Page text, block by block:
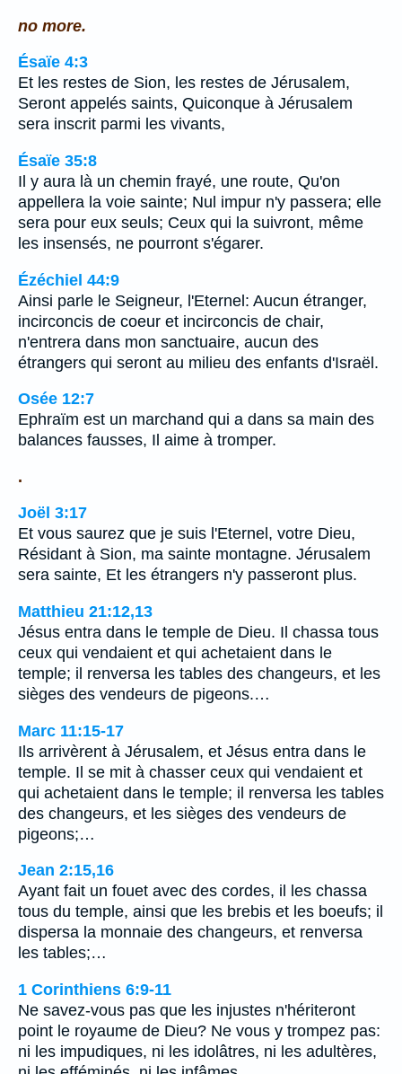
no more.
Ésaïe 4:3
Et les restes de Sion, les restes de Jérusalem,
Seront appelés saints, Quiconque à Jérusalem
sera inscrit parmi les vivants,
Ésaïe 35:8
Il y aura là un chemin frayé, une route, Qu'on
appellera la voie sainte; Nul impur n'y passera; elle
sera pour eux seuls; Ceux qui la suivront, même
les insensés, ne pourront s'égarer.
Ézéchiel 44:9
Ainsi parle le Seigneur, l'Eternel: Aucun étranger,
incirconcis de coeur et incirconcis de chair,
n'entrera dans mon sanctuaire, aucun des
étrangers qui seront au milieu des enfants d'Israël.
Osée 12:7
Ephraïm est un marchand qui a dans sa main des
balances fausses, Il aime à tromper.
.
Joël 3:17
Et vous saurez que je suis l'Eternel, votre Dieu,
Résidant à Sion, ma sainte montagne. Jérusalem
sera sainte, Et les étrangers n'y passeront plus.
Matthieu 21:12,13
Jésus entra dans le temple de Dieu. Il chassa tous
ceux qui vendaient et qui achetaient dans le
temple; il renversa les tables des changeurs, et les
sièges des vendeurs de pigeons.…
Marc 11:15-17
Ils arrivèrent à Jérusalem, et Jésus entra dans le
temple. Il se mit à chasser ceux qui vendaient et
qui achetaient dans le temple; il renversa les tables
des changeurs, et les sièges des vendeurs de
pigeons;…
Jean 2:15,16
Ayant fait un fouet avec des cordes, il les chassa
tous du temple, ainsi que les brebis et les boeufs; il
dispersa la monnaie des changeurs, et renversa
les tables;…
1 Corinthiens 6:9-11
Ne savez-vous pas que les injustes n'hériteront
point le royaume de Dieu? Ne vous y trompez pas:
ni les impudiques, ni les idolâtres, ni les adultères,